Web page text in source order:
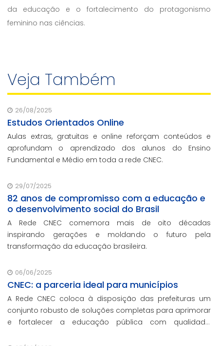
da educação e o fortalecimento do protagonismo
feminino nas ciências.
Veja Também
26/08/2025
Estudos Orientados Online
Aulas extras, gratuitas e online reforçam conteúdos e
aprofundam o aprendizado dos alunos do Ensino
Fundamental e Médio em toda a rede CNEC.
29/07/2025
82 anos de compromisso com a educação e
o desenvolvimento social do Brasil
A Rede CNEC comemora mais de oito décadas
inspirando gerações e moldando o futuro pela
transformação da educação brasileira.
06/06/2025
CNEC: a parceria ideal para municípios
A Rede CNEC coloca à disposição das prefeituras um
conjunto robusto de soluções completas para aprimorar
e fortalecer a educação pública com qualidade,